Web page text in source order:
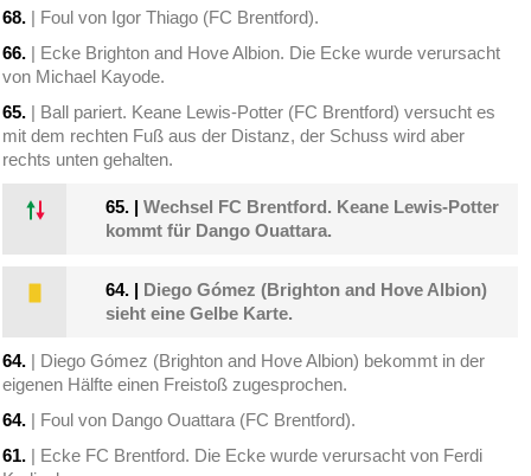
68. | Foul von Igor Thiago (FC Brentford).
66. | Ecke Brighton and Hove Albion. Die Ecke wurde verursacht
von Michael Kayode.
65. | Ball pariert. Keane Lewis-Potter (FC Brentford) versucht es
mit dem rechten Fuß aus der Distanz, der Schuss wird aber
rechts unten gehalten.
65. |Wechsel FC Brentford. Keane Lewis-Potter
kommt für Dango Ouattara.
64. | Diego Gómez (Brighton and Hove Albion)
sieht eine Gelbe Karte.
64. | Diego Gómez (Brighton and Hove Albion) bekommt in der
eigenen Hälfte einen Freistoß zugesprochen.
64. | Foul von Dango Ouattara (FC Brentford).
61. | Ecke FC Brentford. Die Ecke wurde verursacht von Ferdi